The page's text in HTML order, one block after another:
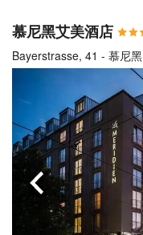
慕尼黑艾美酒店
Bayerstrasse, 41 - 慕尼黑
上一頁